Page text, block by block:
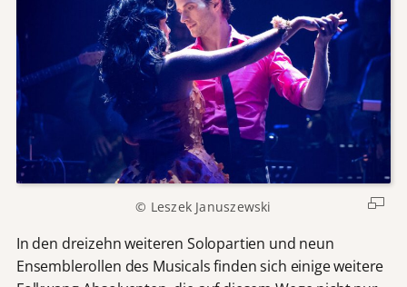
© Leszek Januszewski
In den dreizehn weiteren Solopartien und neun
Ensemblerollen des Musicals finden sich einige weitere